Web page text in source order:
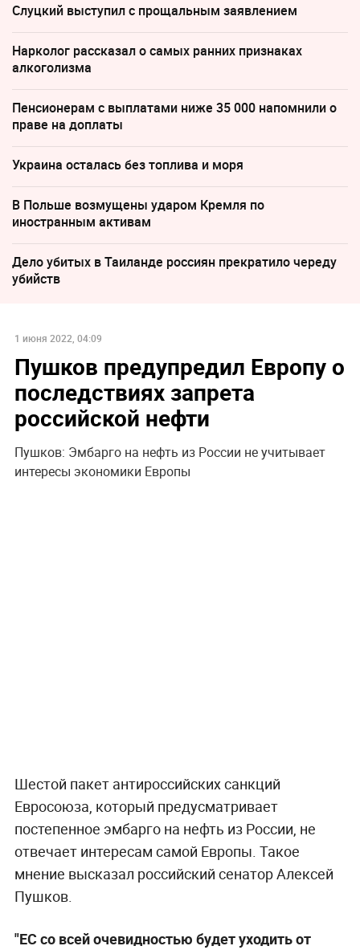
Слуцкий выступил с прощальным заявлением
Нарколог рассказал о самых ранних признаках
алкоголизма
Пенсионерам с выплатами ниже 35 000 напомнили о
праве на доплаты
Украина осталась без топлива и моря
В Польше возмущены ударом Кремля по
иностранным активам
Дело убитых в Таиланде россиян прекратило череду
убийств
1 июня 2022, 04:09
Пушков предупредил Европу о
последствиях запрета
российской нефти
Пушков: Эмбарго на нефть из России не учитывает
интересы экономики Европы
Шестой пакет антироссийских санкций
Евросоюза, который предусматривает
постепенное эмбарго на нефть из России, не
отвечает интересам самой Европы. Такое
мнение высказал российский сенатор Алексей
Пушков.
"ЕС со всей очевидностью будет уходить от